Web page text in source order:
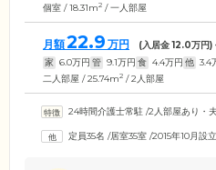
個室 / 18.31m2 / 一人部屋
月額22.9 万円 (入居金12.0万円)
家 6.0万円 管 9.1万円 食 4.4万円 他 3.4
二人部屋 / 25.74m2 / 2人部屋
24時間介護士常駐 /2人部屋あり・
定員35名 /居室35室 /2015年10月設立